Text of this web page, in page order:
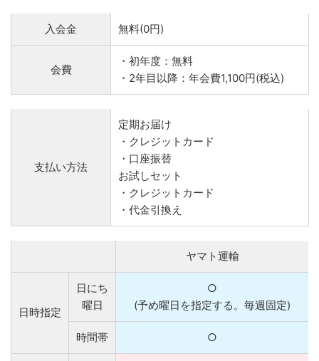
入会金 無料(0円)
会費
・初年度：無料
・2年目以降：年会費1,100円(税込)
支払い方法
定期お届け
・クレジットカード
・口座振替
お試しセット
・クレジットカード
・代金引換え
ヤマト運輸
日時指定
日にち
曜日
○
(予め曜日を指定する。毎週固定)
時間帯 ○